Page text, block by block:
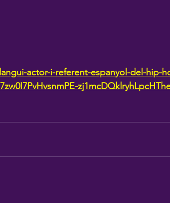
actor-i-referent-espanyol-del-hip-